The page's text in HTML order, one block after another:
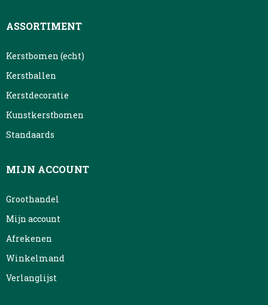
ASSORTIMENT
Kerstbomen (echt)
Kerstballen
Kerstdecoratie
Kunstkerstbomen
Standaards
MIJN ACCOUNT
Groothandel
Mijn account
Afrekenen
Winkelmand
Verlanglijst